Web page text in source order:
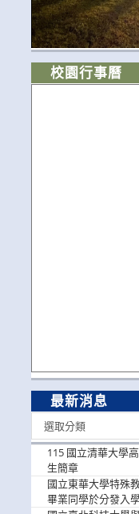
校園行事曆
最新消息
選取分類
115 國立清華大學
生簡章
國立東華大學特殊
畢業同學於分發入